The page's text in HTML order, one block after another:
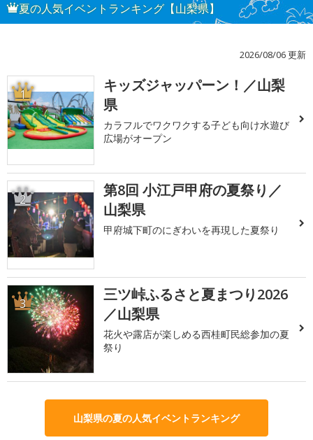
夏の人気イベントランキング【山梨県】
2026/08/06 更新
1
キッズジャッパーン！／山梨
県
カラフルでワクワクする子ども向け水遊び
広場がオープン
2
第8回 小江戸甲府の夏祭り／
山梨県
甲府城下町のにぎわいを再現した夏祭り
3
三ツ峠ふるさと夏まつり2026
／山梨県
花火や露店が楽しめる西桂町民総参加の夏
祭り
山梨県の夏の人気イベントランキング